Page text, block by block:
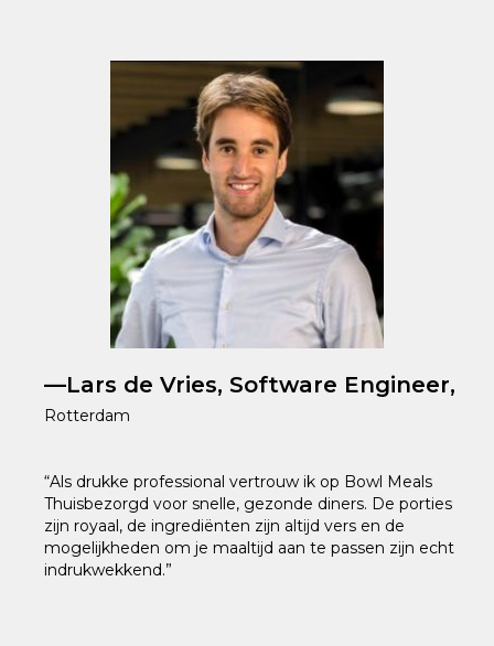
—Lars de Vries, Software Engineer,
Rotterdam
“Als drukke professional vertrouw ik op Bowl Meals
Thuisbezorgd voor snelle, gezonde diners. De porties
zijn royaal, de ingrediënten zijn altijd vers en de
mogelijkheden om je maaltijd aan te passen zijn echt
indrukwekkend.”